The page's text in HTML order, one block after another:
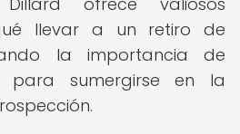
llevar a un retiro de
la importancia de
para sumergirse en la